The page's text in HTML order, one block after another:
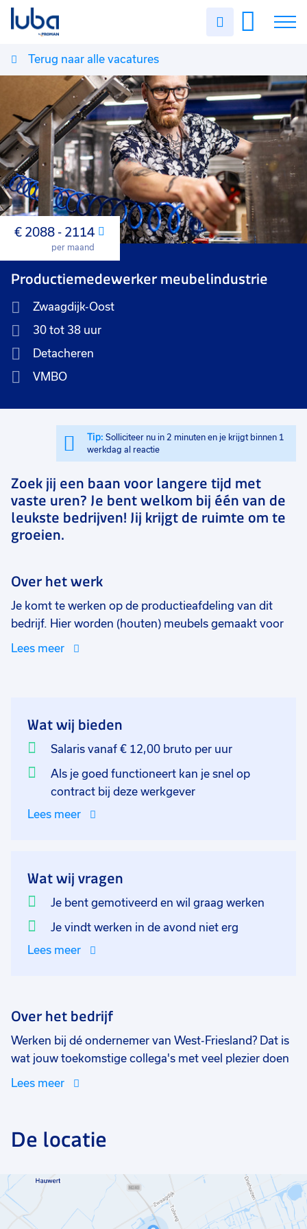
Uren
Vacatures
Over ons
Voor werkgevers
Contact
Terug naar alle vacatures
Maand
€ 2088 - 2114
per maand
Productiemedewerker meubelindustrie
Zwaagdijk-Oost
30 tot 38 uur
Detacheren
VMBO
Tip: Solliciteer nu in 2 minuten en je krijgt binnen 1
werkdag al reactie
Zoek jij een baan voor langere tijd met
vaste uren? Je bent welkom bij één van de
leukste bedrijven! Jij krijgt de ruimte om te
groeien.
Over het werk
Je komt te werken op de productieafdeling van dit
bedrijf. Hier worden (houten) meubels gemaakt voor
verschillende merken. Deze merken worden onder
werkplek. Aan de machine zorg jij ervoor dat de juiste
maten voor bijvoorbeeld een kast worden gezaagd.
Daarbij is het erg belangrijk dat je kijkt en checkt of
het goed gezaagd is. Dus is de machine goed
afgesteld, zitten er geen grote splinters tussen de
voegen, zijn de gaten goed geboord en niet dicht met
En het beste van alles, je hebt geen ervaring nodig als
meubelmaker. Je bent gemotiveerd en wilt graag, dat
is genoeg. Je krijgt een flexibele baan waarin je kunt
groeien. En via Luba is het mogelijk om verschillende
cursussen te volgen!
Lees meer
Wat wij bieden
Salaris vanaf € 12,00 bruto per uur
Als je goed functioneert kan je snel op
contract bij deze werkgever
Lees meer
Wat wij vragen
Je bent gemotiveerd en wil graag werken
Je vindt werken in de avond niet erg
Lees meer
Over het bedrijf
Werken bij dé ondernemer van West-Friesland? Dat is
wat jouw toekomstige collega's met veel plezier doen
bij dit bedrijf!
segment. Naast het zelf ontwerpen en maken van
nieuwe houten meubels, richten zij zich ook op de
Lees meer
De locatie